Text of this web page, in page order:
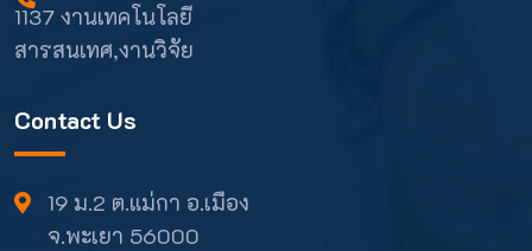
1137 งานเทคโนโลยี
สารสนเทศ,งานวิจัย
Contact Us
19 ม.2 ต.แม่กา อ.เมือง
จ.พะเยา 56000